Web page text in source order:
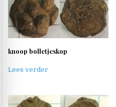
knoop bolletjeskop
Lees verder